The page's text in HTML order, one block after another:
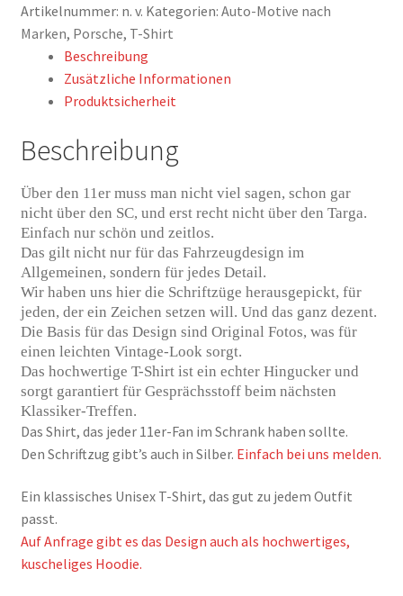
G-
Modell,
Schriftzüge,
Must
Have!
Artikelnummer: n. v. Kategorien: Auto-Motive nach
Marken, Porsche, T-Shirt
Beschreibung
Zusätzliche Informationen
Produktsicherheit
Beschreibung
Über den 11er muss man nicht viel sagen, schon gar
nicht über den SC, und erst recht nicht über den Targa.
Einfach nur schön und zeitlos.
Das gilt nicht nur für das Fahrzeugdesign im
Allgemeinen, sondern für jedes Detail.
Wir haben uns hier die Schriftzüge herausgepickt, für
jeden, der ein Zeichen setzen will. Und das ganz dezent.
Die Basis für das Design sind Original Fotos, was für
einen leichten Vintage-Look sorgt.
Das hochwertige T-Shirt ist ein echter Hingucker und
sorgt garantiert für Gesprächsstoff beim nächsten
Klassiker-Treffen.
Das Shirt, das jeder 11er-Fan im Schrank haben sollte.
Den Schriftzug gibt’s auch in Silber. Einfach bei uns melden.
Ein klassisches Unisex T-Shirt, das gut zu jedem Outfit
passt.
Auf Anfrage gibt es das Design auch als hochwertiges,
kuscheliges Hoodie.